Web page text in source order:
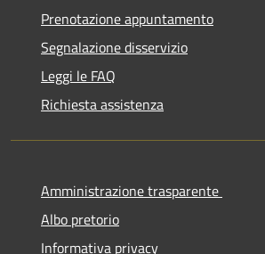
Prenotazione appuntamento
Segnalazione disservizio
Leggi le FAQ
Richiesta assistenza
Amministrazione trasparente
Albo pretorio
Informativa privacy